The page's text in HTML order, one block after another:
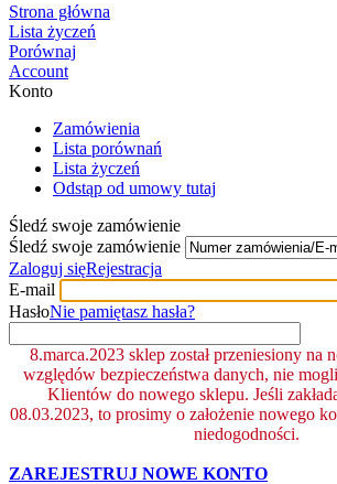
Strona główna
Lista życzeń
Porównaj
Account
Konto
Zamówienia
Lista porównań
Lista życzeń
Odstąp od umowy tutaj
Śledź swoje zamówienie
Śledź swoje zamówienie
Zaloguj sięRejestracja
E-mail
HasłoNie pamiętasz hasła?
8.marca.2023 sklep został przeniesiony na
względów bezpieczeństwa danych, nie
Klientów do nowego sklepu. Jeśli
08.03.2023, to prosimy o założenie nowego
niedogodności.
ZAREJESTRUJ NOWE KONTO